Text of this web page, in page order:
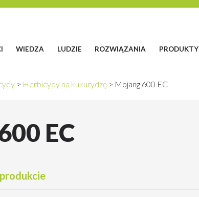
WIEDZA LUDZIE ROZWIĄZANIA PRODUKTY
> Herbicydy na kukurydzę > Mojang 600 EC
EC